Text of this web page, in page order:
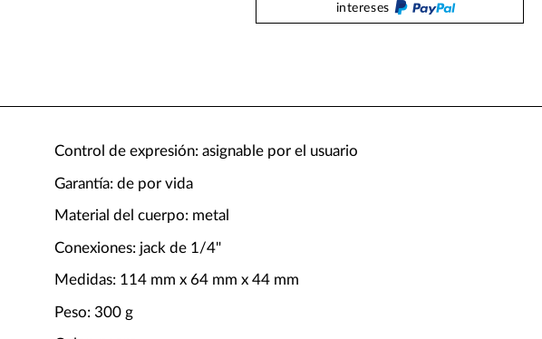
intereses
Control de expresión: asignable por el usuario
Garantía: de por vida
Material del cuerpo: metal
Conexiones: jack de 1/4"
Medidas: 114 mm x 64 mm x 44 mm
Peso: 300 g